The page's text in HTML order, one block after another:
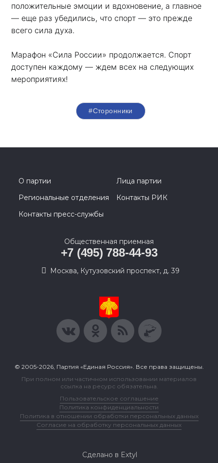
положительные эмоции и вдохновение, а главное
— еще раз убедились, что спорт — это прежде
всего сила духа.
Марафон «Сила России» продолжается. Спорт
доступен каждому — ждем всех на следующих
мероприятиях!
#Сторонники
О партии
Лица партии
Региональные отделения
Контакты РИК
Контакты пресс-службы
Общественная приемная
+7 (495) 788-44-93
Москва, Кутузовский проспект, д. 39
© 2005-2026, Партия «Единая Россия». Все права защищены.
При полном или частичном использовании материалов
ссылка на ресурс обязательна.
Пользовательское соглашение
Политика конфиденциальности
Политика в отношении обработки персональных данных
Согласие на обработку персональных данных
Сделано в Extyl